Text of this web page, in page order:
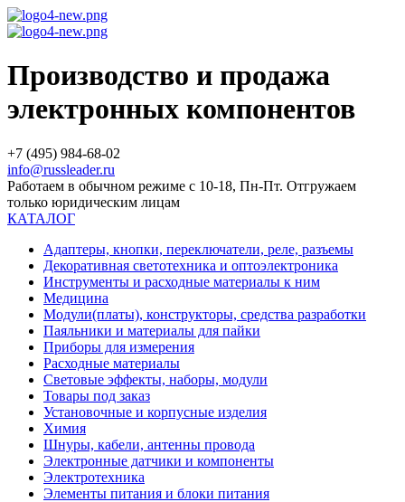
Производство и продажа
электронных компонентов
+7 (495) 984-68-02
info@russleader.ru
Работаем в обычном режиме с 10-18, Пн-Пт. Отгружаем
только юридическим лицам
КАТАЛОГ
Адаптеры, кнопки, переключатели, реле, разъемы
Декоративная светотехника и оптоэлектроника
Инструменты и расходные материалы к ним
Медицина
Модули(платы), конструкторы, средства разработки
Паяльники и материалы для пайки
Приборы для измерения
Расходные материалы
Световые эффекты, наборы, модули
Товары под заказ
Установочные и корпусные изделия
Химия
Шнуры, кабели, антенны провода
Электронные датчики и компоненты
Электротехника
Элементы питания и блоки питания